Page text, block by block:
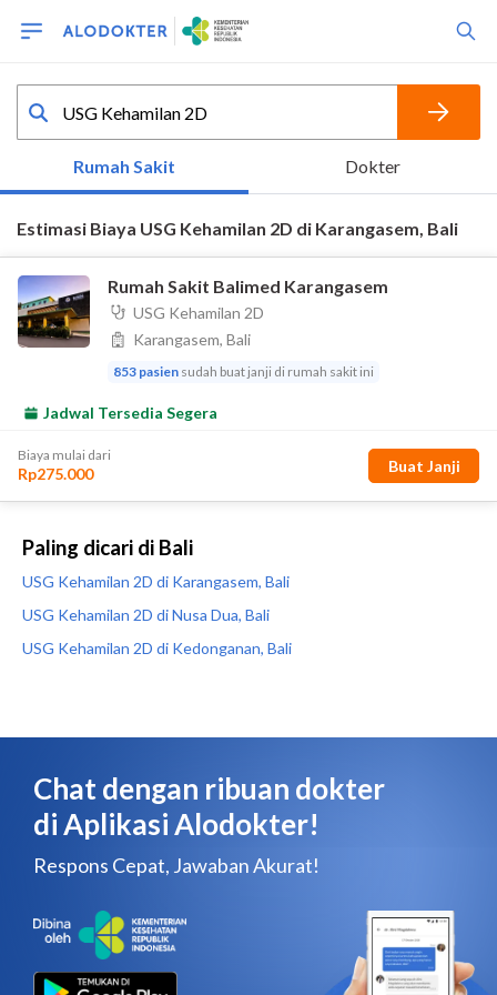
Paling dicari di Bali
USG Kehamilan 2D di Karangasem, Bali
USG Kehamilan 2D di Nusa Dua, Bali
USG Kehamilan 2D di Kedonganan, Bali